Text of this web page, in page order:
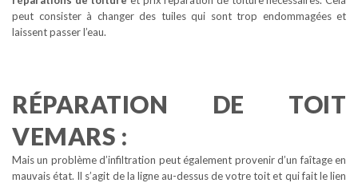
peut consister à changer des tuiles qui sont trop endommagées et
laissent passer l’eau.
RÉPARATION DE TOIT
VEMARS :
Mais un problème d’infiltration peut également provenir d’un faîtage en
mauvais état. Il s’agit de la ligne au-dessus de votre toit et qui fait le lien